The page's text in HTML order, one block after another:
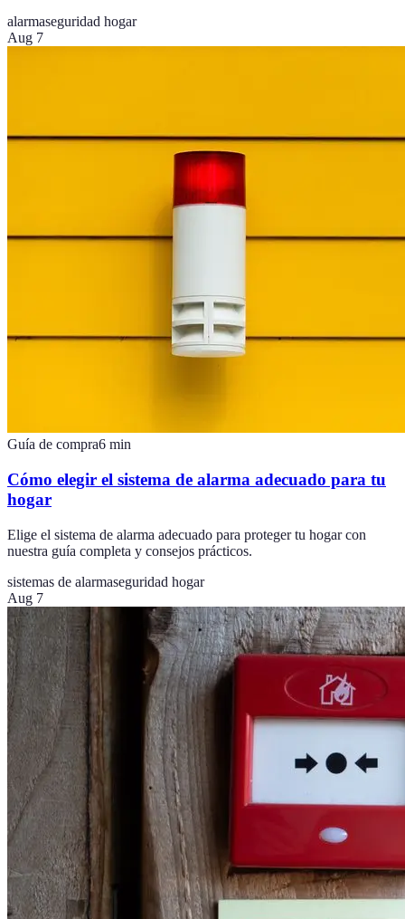
alarmaseguridad hogar
Aug 7
Guía de compra6 min
Cómo elegir el sistema de alarma adecuado para tu
hogar
Elige el sistema de alarma adecuado para proteger tu hogar con
nuestra guía completa y consejos prácticos.
sistemas de alarmaseguridad hogar
Aug 7